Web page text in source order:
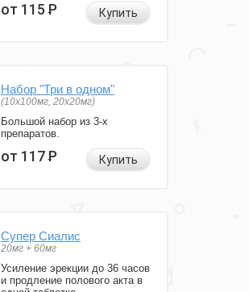
от 115Р Купить
Набор "Три в одном"
(10x100мг, 20x20мг)
Большой набор из 3-х
препаратов.
от 117Р Купить
Супер Сиалис
20мг + 60мг
Усиление эрекции до 36 часов
и продление полового акта в